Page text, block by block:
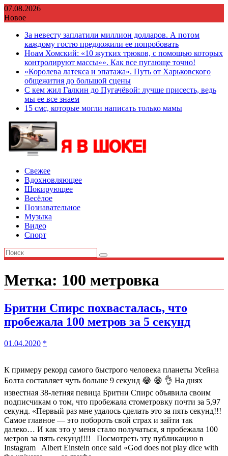
Перейти
к
07.08.2026
Новое
За невесту заплатили миллион долларов. А потом
каждому гостю предложили ее попробовать
Ноам Хомский: «10 жутких трюков, с помощью которых
контролируют массы»». Как все пугающе точно!
«Королева латекса и эпатажа». Путь от Харьковского
общежития до большой сцены
С кем жил Галкин до Пугачёвой: лучше присесть, ведь
мы ее все знаем
15 смс, которые могли написать только мамы
Свежее
Вдохновляющее
Шокирующее
Весёлое
Познавательное
Музыка
Видео
Спорт
Метка: 100 метровка
Бритни Спирс похвасталась, что
пробежала 100 метров за 5 секунд
01.04.2020 *
К примеру рекорд самого быстрого человека планеты Усейна
Болта составляет чуть больше 9 секунд 😂 😁 👌 На днях
известная 38-летняя певица Бритни Спирс объявила своим
подписчикам о том, что пробежала стометровку почти за 5,97
секунд. «Первый раз мне удалось сделать это за пять секунд!!!
Самое главное — это побороть свой страх и зайти так
далеко… И как это у меня стало получаться, я пробежала 100
метров за пять секунд!!!! Посмотреть эту публикацию в
Instagram Albert Einstein once said «God does not play dice with